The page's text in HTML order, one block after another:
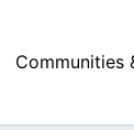
Communities